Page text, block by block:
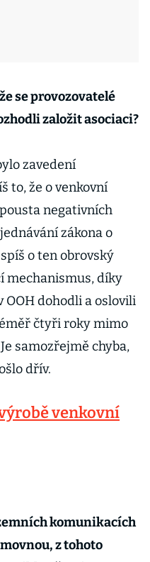
se provozovatelé
založit asociaci?
zavedení
to, že o venkovní
negativních
zákona o
o ten obrovský
mechanismus, díky
dohodli a oslovili
čtyři roky mimo
samozřejmě chyba,
dřív.
venkovní
komunikacích
z tohoto